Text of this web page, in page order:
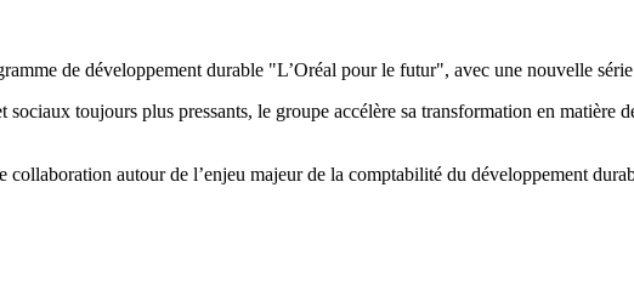
de développement durable "L’Oréal pour le futur", avec une nouvelle
sociaux toujours plus pressants, le groupe accélère sa transformation en matière
collaboration autour de l’enjeu majeur de la comptabilité du développement